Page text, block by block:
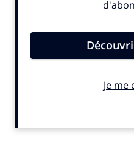
Italie. Après Milano-Cortina
Sole 24 Ore, les échéances
entreprises à converger ».
ces événements pour